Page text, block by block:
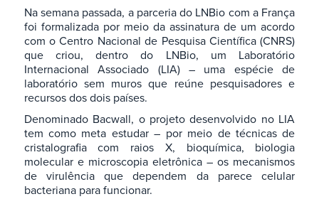
Na semana passada, a parceria do LNBio com a França
foi formalizada por meio da assinatura de um acordo
com o Centro Nacional de Pesquisa Científica (CNRS)
que criou, dentro do LNBio, um Laboratório
Internacional Associado (LIA) – uma espécie de
laboratório sem muros que reúne pesquisadores e
recursos dos dois países.
Denominado Bacwall, o projeto desenvolvido no LIA
tem como meta estudar – por meio de técnicas de
cristalografia com raios X, bioquímica, biologia
molecular e microscopia eletrônica – os mecanismos
de virulência que dependem da parece celular
bacteriana para funcionar.